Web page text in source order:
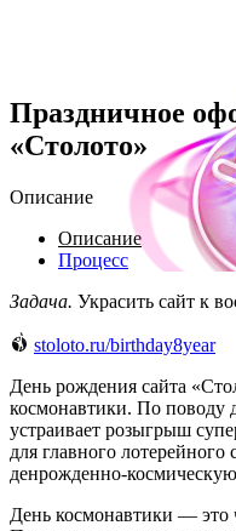
Праздничное
«Столото»
Описание
Описание
Процесс
Задача. Украсить сайт к
stoloto.ru/birthday8year
День рождения сайта
космонавтики. По поводу
устраивает розыгрыш
для главного лотерейного
денрожденно-
День космонавтики — это